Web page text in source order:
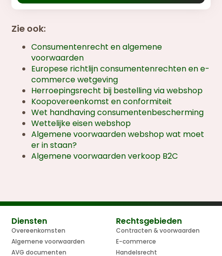
Zie ook:
Consumentenrecht en algemene
voorwaarden
Europese richtlijn consumentenrechten en e-
commerce wetgeving
Herroepingsrecht bij bestelling via webshop
Koopovereenkomst en conformiteit
Wet handhaving consumentenbescherming
Wettelijke eisen webshop
Algemene voorwaarden webshop wat moet
er in staan?
Algemene voorwaarden verkoop B2C
Diensten
Overeenkomsten
Algemene voorwaarden
AVG documenten
Rechtsgebieden
Contracten & voorwaarden
E-commerce
Handelsrecht